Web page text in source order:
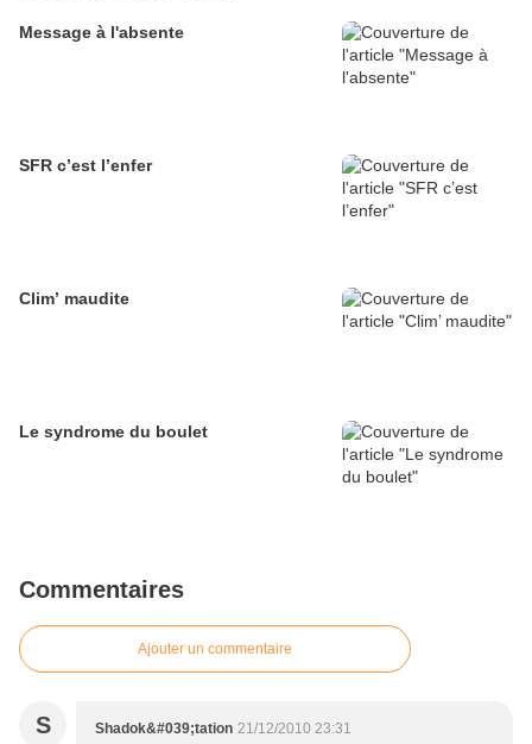
Message à l'absente
SFR c’est l’enfer
Clim’ maudite
Le syndrome du boulet
Commentaires
Ajouter un commentaire
S Shadok&#039;tation 21/12/2010 23:31